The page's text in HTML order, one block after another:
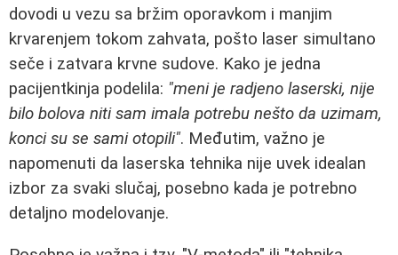
dovodi u vezu sa bržim oporavkom i manjim
krvarenjem tokom zahvata, pošto laser simultano
seče i zatvara krvne sudove. Kako je jedna
pacijentkinja podelila: "meni je radjeno laserski, nije
bilo bolova niti sam imala potrebu nešto da uzimam,
konci su se sami otopili". Međutim, važno je
napomenuti da laserska tehnika nije uvek idealan
izbor za svaki slučaj, posebno kada je potrebno
detaljno modelovanje.